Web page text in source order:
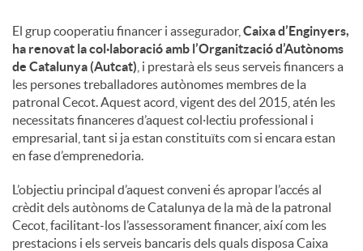
t
i
n
g
u
El grup cooperatiu financer i assegurador, Caixa d’Enginyers,
ha renovat la col·laboració amb l’Organització d’Autònoms
de Catalunya (Autcat) , i prestarà els seus serveis financers a
les persones treballadores autònomes membres de la
patronal Cecot. Aquest acord, vigent des del 2015, atén les
necessitats financeres d’aquest col·lectiu professional i
empresarial, tant si ja estan constituïts com si encara estan
en fase d’emprenedoria.
L’objectiu principal d’aquest conveni és apropar l’accés al
crèdit dels autònoms de Catalunya de la mà de la patronal
Cecot, facilitant-los l’assessorament financer, així com les
prestacions i els serveis bancaris dels quals disposa Caixa